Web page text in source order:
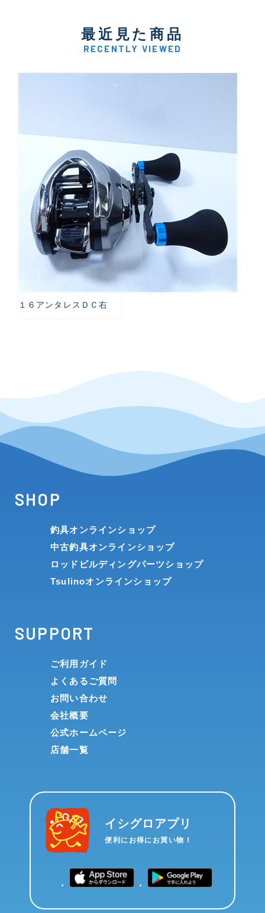
最近見た商品
RECENTLY VIEWED
１６アンタレスＤＣ右
SHOP
釣具オンラインショップ
中古釣具オンラインショップ
ロッドビルディングパーツショップ
Tsulinoオンラインショップ
SUPPORT
ご利用ガイド
よくあるご質問
お問い合わせ
会社概要
公式ホームページ
店舗一覧
イシグロアプリ
便利にお得にお買い物！